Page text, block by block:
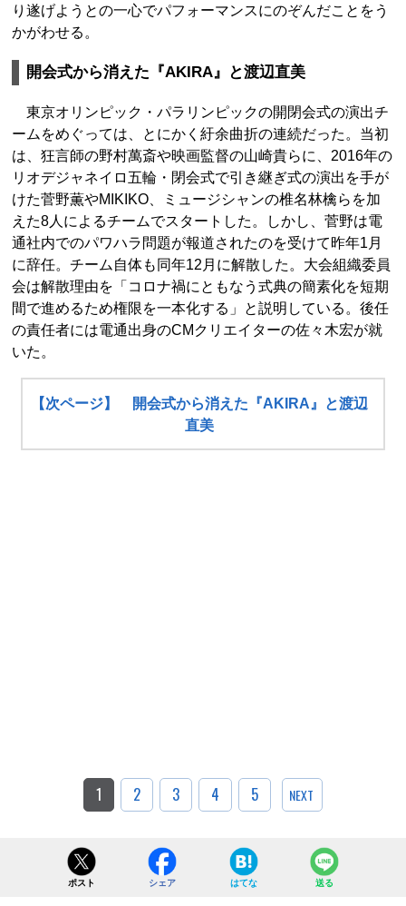
り遂げようとの一心でパフォーマンスにのぞんだことをう
かがわせる。
開会式から消えた『AKIRA』と渡辺直美
東京オリンピック・パラリンピックの開閉会式の演出チ
ームをめぐっては、とにかく紆余曲折の連続だった。当初
は、狂言師の野村萬斎や映画監督の山崎貴らに、2016年の
リオデジャネイロ五輪・閉会式で引き継ぎ式の演出を手が
けた菅野薫やMIKIKO、ミュージシャンの椎名林檎らを加
えた8人によるチームでスタートした。しかし、菅野は電
通社内でのパワハラ問題が報道されたのを受けて昨年1月
に辞任。チーム自体も同年12月に解散した。大会組織委員
会は解散理由を「コロナ禍にともなう式典の簡素化を短期
間で進めるため権限を一本化する」と説明している。後任
の責任者には電通出身のCMクリエイターの佐々木宏が就
いた。
【次ページ】 開会式から消えた『AKIRA』と渡辺
直美
1 2 3 4 5 NEXT
ポスト シェア はてな 送る